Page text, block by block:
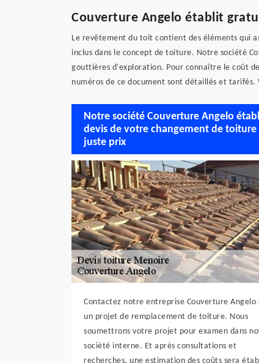
Couverture Angelo établit
Le revêtement du toit contient des éléments qui
inclus dans le concept de toiture. Notre société
gouttières d'exploration. Pour connaître le coût
numéros de ce document sont détaillés et
Notre société Couverture Angelo
devis de votre changement de toiture
juste prix
Contactez notre entreprise Couverture Angelo
un projet de remplacement de toiture. Nous
soumettrons votre projet pour examen dans
société interne. Et après consultations et
recherches, une estimation des coûts sera